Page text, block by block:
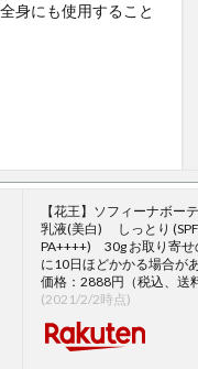
身にも使用すること
【花王】ソフィーナボ
乳液(美白) しっとり
PA++++) 30g お取り寄せ
に10日ほどかかる場合が
価格：2888円（税込、送
(2021/2/2時点)